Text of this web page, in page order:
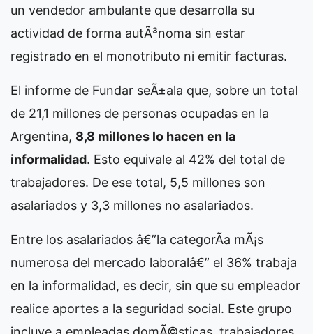
un vendedor ambulante que desarrolla su
actividad de forma autÃ³noma sin estar
registrado en el monotributo ni emitir facturas.
El informe de Fundar seÃ±ala que, sobre un total
de 21,1 millones de personas ocupadas en la
Argentina, 8,8 millones lo hacen en la
informalidad. Esto equivale al 42% del total de
trabajadores. De ese total, 5,5 millones son
asalariados y 3,3 millones no asalariados.
Entre los asalariados â€”la categorÃ­a mÃ¡s
numerosa del mercado laboralâ€” el 36% trabaja
en la informalidad, es decir, sin que su empleador
realice aportes a la seguridad social. Este grupo